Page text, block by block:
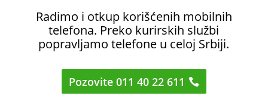
Radimo i otkup korišćenih mobilnih
telefona. Preko kurirskih službi
popravljamo telefone u celoj Srbiji.
Pozovite 011 40 22 611